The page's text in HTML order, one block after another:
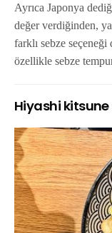
Ayrıca Japonya
değer verdiğinden,
farklı sebze
özellikle sebze
Hiyashi